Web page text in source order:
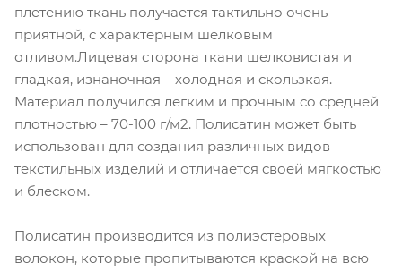
плетению ткань получается тактильно очень
приятной, с характерным шелковым
отливом.Лицевая сторона ткани шелковистая и
гладкая, изнаночная – холодная и скользкая.
Материал получился легким и прочным со средней
плотностью – 70-100 г/м2. Полисатин может быть
использован для создания различных видов
текстильных изделий и отличается своей мягкостью
и блеском.
Полисатин производится из полиэстеровых
волокон, которые пропитываются краской на всю